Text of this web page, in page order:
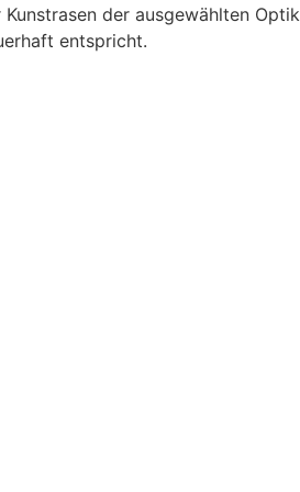
Kunstrasen der ausgewählten Optik
entspricht.